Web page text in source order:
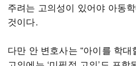
주려는 고의성이 있어야 아동
것이다.
다만 안 변호사는 “아이를 학